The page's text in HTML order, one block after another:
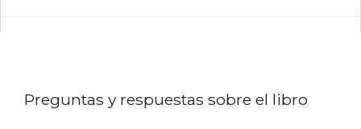
Preguntas y respuestas sobre el libro